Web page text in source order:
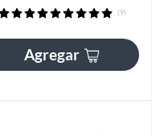
(9)
Agregar